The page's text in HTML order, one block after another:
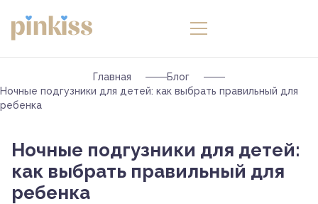
Главная
Блог
Ночные подгузники для детей: как выбрать правильный для
ребенка
Ночные подгузники для детей:
как выбрать правильный для
ребенка